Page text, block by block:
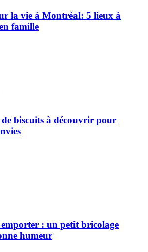
la vie à Montréal: 5 lieux à
famille
de biscuits à découvrir pour
: un petit bricolage
humeur